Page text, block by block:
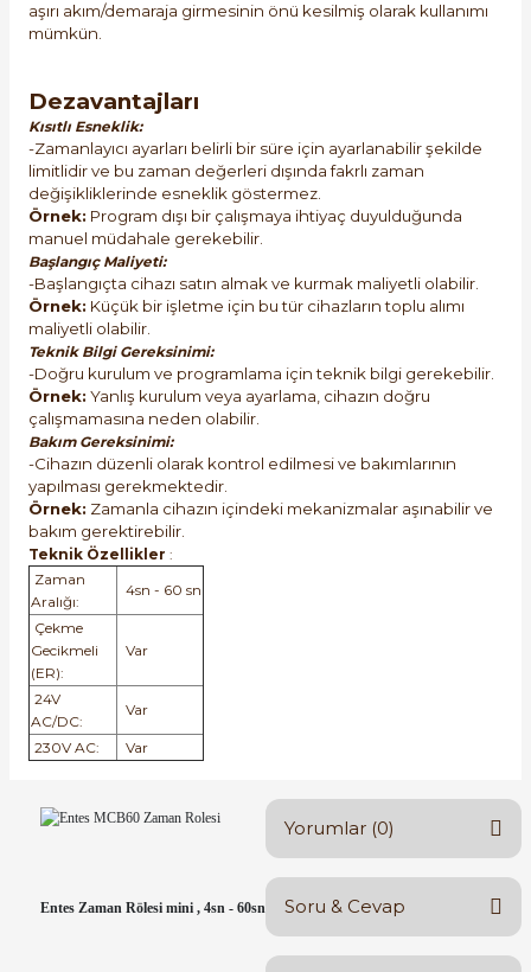
aşırı akım/demaraja girmesinin önü kesilmiş olarak kullanımı
mümkün.
Dezavantajları
Kısıtlı Esneklik:
-Zamanlayıcı ayarları belirli bir süre için ayarlanabilir şekilde
limitlidir ve bu zaman değerleri dışında fakrlı zaman
değişikliklerinde esneklik göstermez.
Örnek: Program dışı bir çalışmaya ihtiyaç duyulduğunda
manuel müdahale gerekebilir.
Başlangıç Maliyeti:
-Başlangıçta cihazı satın almak ve kurmak maliyetli olabilir.
Örnek: Küçük bir işletme için bu tür cihazların toplu alımı
maliyetli olabilir.
Teknik Bilgi Gereksinimi:
-Doğru kurulum ve programlama için teknik bilgi gerekebilir.
Örnek: Yanlış kurulum veya ayarlama, cihazın doğru
çalışmamasına neden olabilir.
Bakım Gereksinimi:
-Cihazın düzenli olarak kontrol edilmesi ve bakımlarının
yapılması gerekmektedir.
Örnek: Zamanla cihazın içindeki mekanizmalar aşınabilir ve
bakım gerektirebilir.
Teknik Özellikler :
Zaman
Aralığı:
4sn - 60 sn
Çekme
Gecikmeli
(ER):
Var
24V
AC/DC:
Var
230V AC: Var
Entes Zaman Rölesi mini , 4sn - 60sn
Yorumlar (0)
Bu ürüne ilk yorumu siz
yapın!
Soru & Cevap